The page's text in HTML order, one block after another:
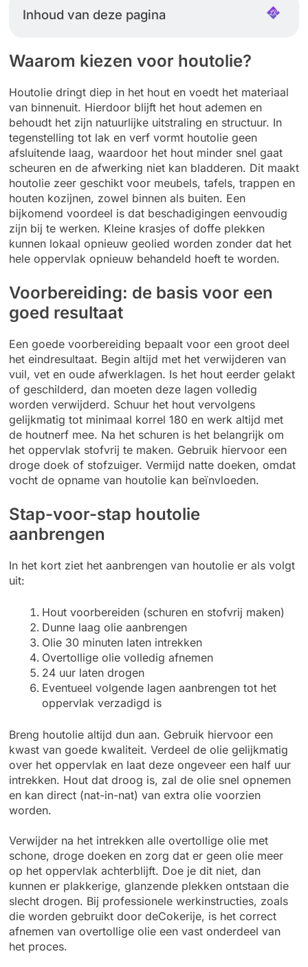
Inhoud van deze pagina
Waarom kiezen voor houtolie?
Houtolie dringt diep in het hout en voedt het materiaal
van binnenuit. Hierdoor blijft het hout ademen en
behoudt het zijn natuurlijke uitstraling en structuur. In
tegenstelling tot lak en verf vormt houtolie geen
afsluitende laag, waardoor het hout minder snel gaat
scheuren en de afwerking niet kan bladderen. Dit maakt
houtolie zeer geschikt voor meubels, tafels, trappen en
houten kozijnen, zowel binnen als buiten. Een
bijkomend voordeel is dat beschadigingen eenvoudig
zijn bij te werken. Kleine krasjes of doffe plekken
kunnen lokaal opnieuw geolied worden zonder dat het
hele oppervlak opnieuw behandeld hoeft te worden.
Voorbereiding: de basis voor een
goed resultaat
Een goede voorbereiding bepaalt voor een groot deel
het eindresultaat. Begin altijd met het verwijderen van
vuil, vet en oude afwerklagen. Is het hout eerder gelakt
of geschilderd, dan moeten deze lagen volledig
worden verwijderd. Schuur het hout vervolgens
gelijkmatig tot minimaal korrel 180 en werk altijd met
de houtnerf mee. Na het schuren is het belangrijk om
het oppervlak stofvrij te maken. Gebruik hiervoor een
droge doek of stofzuiger. Vermijd natte doeken, omdat
vocht de opname van houtolie kan beïnvloeden.
Stap-voor-stap houtolie
aanbrengen
In het kort ziet het aanbrengen van houtolie er als volgt
uit:
Hout voorbereiden (schuren en stofvrij maken)
Dunne laag olie aanbrengen
Olie 30 minuten laten intrekken
Overtollige olie volledig afnemen
24 uur laten drogen
Eventueel volgende lagen aanbrengen tot het
oppervlak verzadigd is
Breng houtolie altijd dun aan. Gebruik hiervoor een
kwast van goede kwaliteit. Verdeel de olie gelijkmatig
over het oppervlak en laat deze ongeveer een half uur
intrekken. Hout dat droog is, zal de olie snel opnemen
en kan direct (nat-in-nat) van extra olie voorzien
worden.
Verwijder na het intrekken alle overtollige olie met
schone, droge doeken en zorg dat er geen olie meer
op het oppervlak achterblijft. Doe je dit niet, dan
kunnen er plakkerige, glanzende plekken ontstaan die
slecht drogen. Bij professionele werkinstructies, zoals
die worden gebruikt door deCokerije, is het correct
afnemen van overtollige olie een vast onderdeel van
het proces.